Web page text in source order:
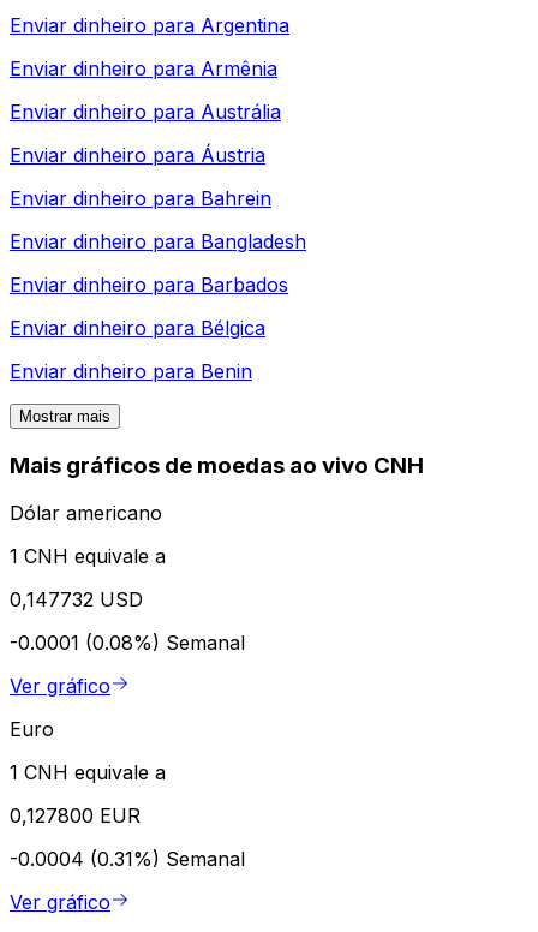
Enviar dinheiro para Argentina
Enviar dinheiro para Armênia
Enviar dinheiro para Austrália
Enviar dinheiro para Áustria
Enviar dinheiro para Bahrein
Enviar dinheiro para Bangladesh
Enviar dinheiro para Barbados
Enviar dinheiro para Bélgica
Enviar dinheiro para Benin
Mostrar mais
Mais gráficos de moedas ao vivo CNH
Dólar americano
1 CNH equivale a
0,147732 USD
-0.0001 (0.08%) Semanal
Ver gráfico
Euro
1 CNH equivale a
0,127800 EUR
-0.0004 (0.31%) Semanal
Ver gráfico